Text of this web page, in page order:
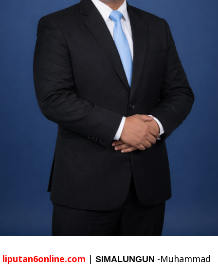
liputan6online.com | SIMALUNGUN -Muhammad